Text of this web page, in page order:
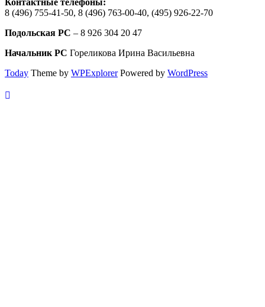
Контактные телефоны:
8 (496) 755-41-50, 8 (496) 763-00-40, (495) 926-22-70
Подольская РС – 8 926 304 20 47
Начальник РС Гореликова Ирина Васильевна
Today Theme by WPExplorerPowered by WordPress